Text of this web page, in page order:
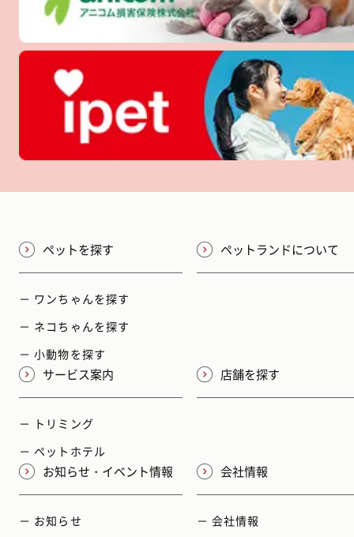
ペットを探す
－ ワンちゃんを探す
－ ネコちゃんを探す
－ 小動物を探す
ペットランドについて
サービス案内
－ トリミング
－ ペットホテル
店舗を探す
お知らせ・イベント情報
－ お知らせ
会社情報
－ 会社情報